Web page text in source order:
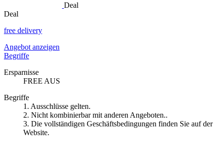
Deal
Deal
free delivery
Angebot anzeigen
Begriffe
Ersparnisse
FREE AUS
Begriffe
1. Ausschlüsse gelten.
2. Nicht kombinierbar mit anderen Angeboten..
3. Die vollständigen Geschäftsbedingungen finden Sie auf der
Website.